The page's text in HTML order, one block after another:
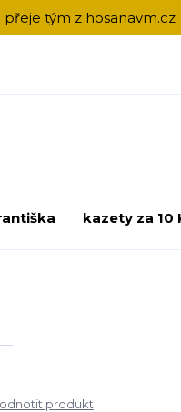
tým z hosanavm.cz
kazety za 10
produkt